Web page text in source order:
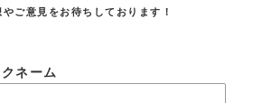
ご意見をお待ちしております！
ネーム